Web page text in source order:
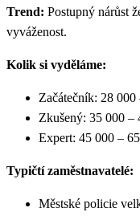
Trend: Postupný nárůst
vyváženost.
Kolik si vyděláme:
Začátečník: 28
Zkušený: 35 000 –
Expert: 45 000 –
Typičtí zaměstnavatelé:
Městské policie